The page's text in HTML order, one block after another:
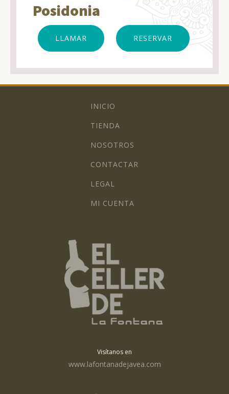
Posidonia
LLAMAR RESERVAR
INICIO
TIENDA
NOSOTROS
CONTACTAR
LEGAL
MI CUENTA
Visítanos en
www.lafontanadejavea.com